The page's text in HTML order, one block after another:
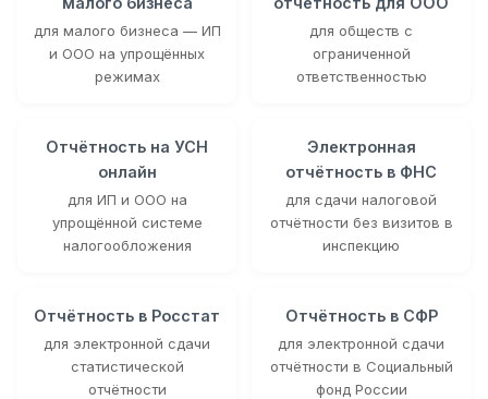
для малого бизнеса — ИП
и ООО на упрощённых
режимах
для обществ с
ограниченной
ответственностью
Отчётность на УСН
онлайн
для ИП и ООО на
упрощённой системе
налогообложения
Электронная
отчётность в ФНС
для сдачи налоговой
отчётности без визитов в
инспекцию
Отчётность в Росстат
для электронной сдачи
статистической
отчётности
Отчётность в СФР
для электронной сдачи
отчётности в Социальный
фонд России